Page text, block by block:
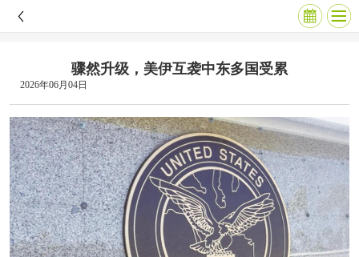
骤然升级，美伊互袭中东多国受累
2026年06月04日